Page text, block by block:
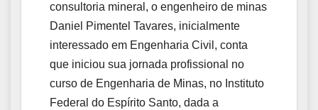
consultoria mineral, o engenheiro de minas
Daniel Pimentel Tavares, inicialmente
interessado em Engenharia Civil, conta
que iniciou sua jornada profissional no
curso de Engenharia de Minas, no Instituto
Federal do Espírito Santo, dada a